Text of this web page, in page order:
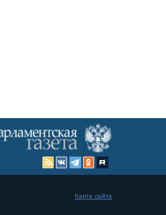
Карта сайта